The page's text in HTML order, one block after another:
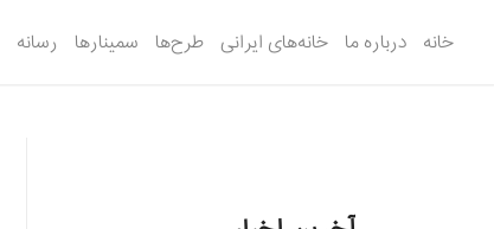
خانه درباره ما خانه‌های ایرانی طرح‌ها سمینارها رسانه